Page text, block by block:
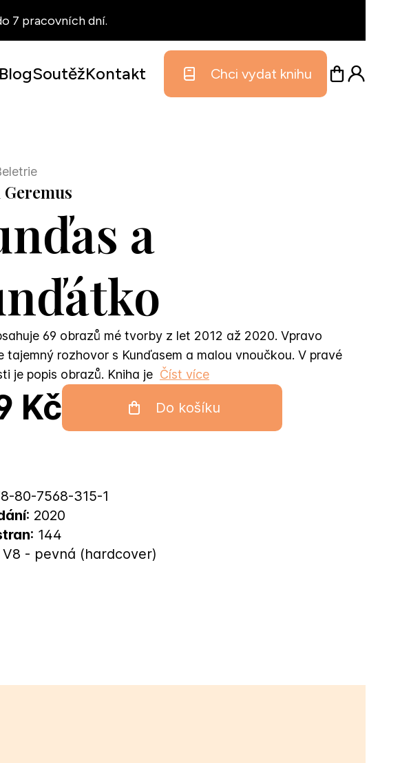
7 pracovních dní.
BlogSoutěžKontakt Chci vydat knihu
a
69 obrazů mé tvorby z let 2012 až 2020. Vpravo
tajemný rozhovor s Kunďasem a malou vnoučkou. V pravé
je popis obrazů. Kniha je Číst více
Kč Do košíku
80-7568-315-1
: 2020
: 144
V8 - pevná (hardcover)